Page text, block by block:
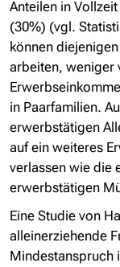
Anteilen in
(30%) (vgl.
können
arbeiten, weniger
in Paarfamilien.
erwerbstätigen
auf ein weiteres
verlassen wie die
erwerbstätigen
Eine Studie von
alleinerziehende
Mindestanspruch